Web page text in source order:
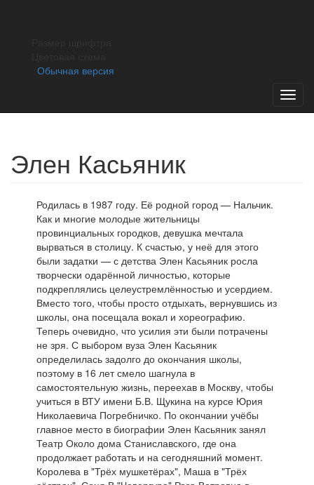
купить на сайте театра. Касса театра
Обычная версия
Элен Касьяник
Родилась в 1987 году. Её родной город — Нальчик.
Как и многие молодые жительницы
провинциальных городков, девушка мечтала
вырваться в столицу. К счастью, у неё для этого
были задатки — с детства Элен Касьяник росла
творчески одарённой личностью, которые
подкреплялись целеустремлённостью и усердием.
Вместо того, чтобы просто отдыхать, вернувшись из
школы, она посещала вокал и хореографию.
Теперь очевидно, что усилия эти были потрачены
не зря. С выбором вуза Элен Касьяник
определилась задолго до окончания школы,
поэтому в 16 лет смело шагнула в
самостоятельную жизнь, переехав в Москву, чтобы
учиться в ВТУ имени Б.В. Щукина на курсе Юрия
Николаевича Погребничко. По окончании учёбы
главное место в биографии Элен Касьяник занял
Театр Около дома Станиславского, где она
продолжает работать и на сегодняшний момент.
Королева в "Трёх мушкетёрах", Маша в "Трёх